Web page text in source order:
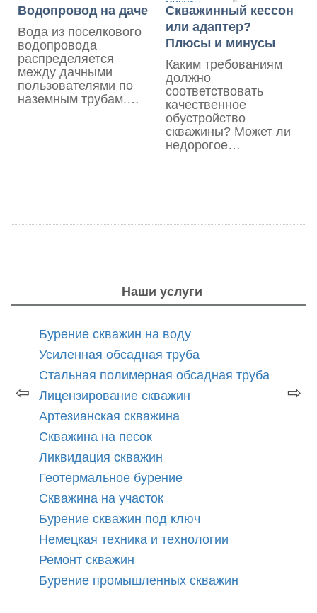
Водопровод на даче
Вода из поселкового
водопровода
распределяется
между дачными
пользователями по
наземным трубам.…
Скважинный кессон
или адаптер?
Плюсы и минусы
Каким требованиям
должно
соответствовать
качественное
обустройство
скважины? Может ли
недорогое…
Наши услуги
⇦
Бурение скважин на воду
Усиленная обсадная труба
Стальная полимерная обсадная труба
Лицензирование скважин
Артезианская скважина
Скважина на песок
Ликвидация скважин
Геотермальное бурение
Скважина на участок
Бурение скважин под ключ
Немецкая техника и технологии
Ремонт скважин
Бурение промышленных скважин
⇨